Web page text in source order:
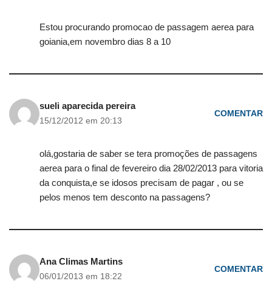
Estou procurando promocao de passagem aerea para
goiania,em novembro dias 8 a 10
sueli aparecida pereira
15/12/2012 em 20:13
COMENTAR
olá,gostaria de saber se tera promoções de passagens
aerea para o final de fevereiro dia 28/02/2013 para vitoria
da conquista,e se idosos precisam de pagar , ou se
pelos menos tem desconto na passagens?
Ana Climas Martins
06/01/2013 em 18:22
COMENTAR